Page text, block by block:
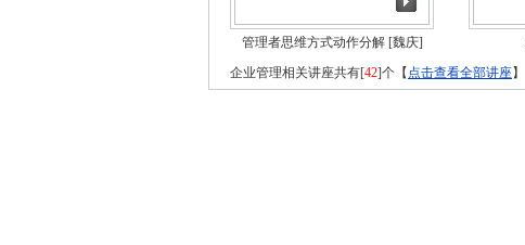
管理者思维方式动作分解[魏庆]
企业管理相关讲座共有[42]个【 点击查看全部讲座】